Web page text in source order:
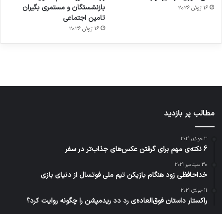
16 ژوئن 2026
بازنشستگان و مستمری بگیران
تامین اجتماعی
16 ژوئن 2026
توسط
هوشمند
توسط
ژاکت
در
توسط
مطالب پر بازدید
3 جولای 2021
6 نکته‌ی مهم برای گرفتن عکس‌های جذاب‌تر در سفر
30 سپتامبر 2021
خداحافظی زود هنگام بازیکن تیم ملی فوتسال از دنیای بازی
11 جولای 2021
راکستار داستان فوق‌العاده‌ی رد دد ریدمپشن را چگونه روایت کرد؟